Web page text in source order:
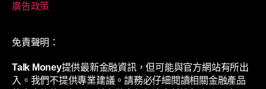
廣告政策
免責聲明：
Talk Money提供最新金融資訊，但可能與官方網站有所出
入。我們不提供專業建議。請務必仔細閱讀相關金融產品